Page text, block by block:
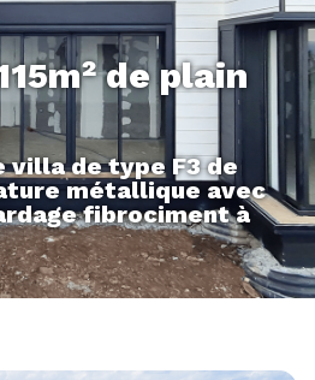
de plain
villa de type F3 de
métallique avec
fibrociment à